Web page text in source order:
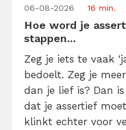
06-08-2026 16 min.
Hoe word je
stappen...
Zeg je iets te vaak
bedoelt. Zeg je
dan je lief is? Dan
dat je assertief
klinkt echter voor